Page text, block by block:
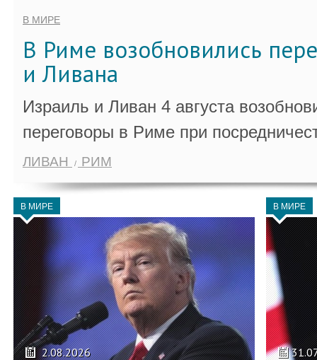
В МИРЕ
В Риме возобновились
и Ливана
Израиль и Ливан 4 августа
переговоры в Риме при
ЛИВАН РИМ
В МИРЕ
2.08.2026
В МИРЕ